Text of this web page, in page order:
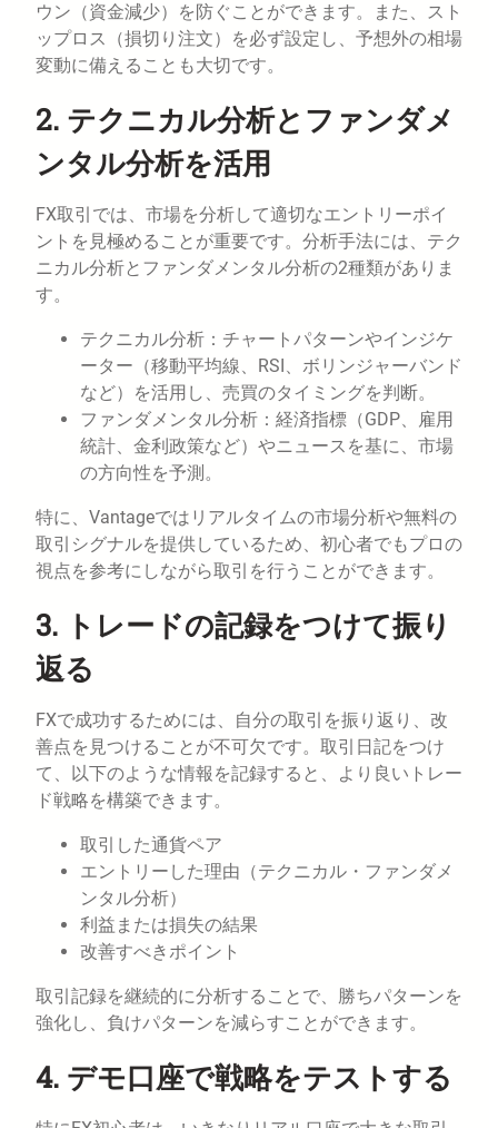
ウン（資金減少）を防ぐことができます。また、スト
ップロス（損切り注文）を必ず設定し、予想外の相場
変動に備えることも大切です。
2. テクニカル分析とファンダメ
ンタル分析を活用
FX取引では、市場を分析して適切なエントリーポイ
ントを見極めることが重要です。分析手法には、テク
ニカル分析とファンダメンタル分析の2種類がありま
す。
テクニカル分析：チャートパターンやインジケ
ーター（移動平均線、RSI、ボリンジャーバンド
など）を活用し、売買のタイミングを判断。
ファンダメンタル分析：経済指標（GDP、雇用
統計、金利政策など）やニュースを基に、市場
の方向性を予測。
特に、Vantageではリアルタイムの市場分析や無料の
取引シグナルを提供しているため、初心者でもプロの
視点を参考にしながら取引を行うことができます。
3. トレードの記録をつけて振り
返る
FXで成功するためには、自分の取引を振り返り、改
善点を見つけることが不可欠です。取引日記をつけ
て、以下のような情報を記録すると、より良いトレー
ド戦略を構築できます。
取引した通貨ペア
エントリーした理由（テクニカル・ファンダメ
ンタル分析）
利益または損失の結果
改善すべきポイント
取引記録を継続的に分析することで、勝ちパターンを
強化し、負けパターンを減らすことができます。
4. デモ口座で戦略をテストする